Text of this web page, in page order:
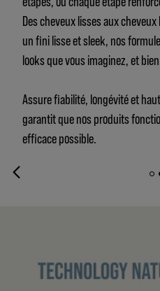
Des cheveux lisses aux
un fini lisse et sleek, nos
looks que vous imaginez, et
Assure fiabilité, longévité et
garantit que nos produits
efficace possible.